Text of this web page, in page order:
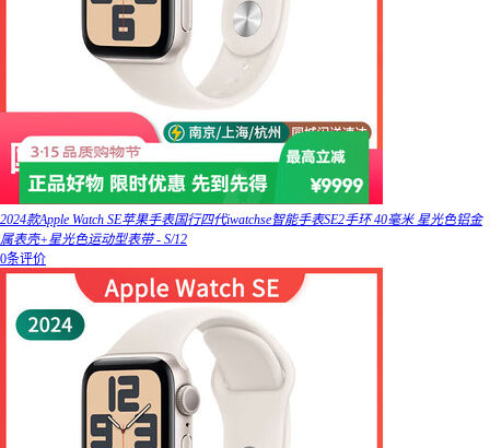
2024款Apple Watch SE苹果手表国行四代iwatchse智能手表SE2手环 40毫米 星光色铝金
属表壳+星光色运动型表带 - S/12
0条评价